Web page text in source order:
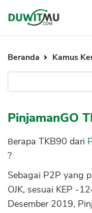
Investasi
Pengeluaran
Asuransi
Mengelola
Kartu Kredit
KPR
KTA
Pinjaman Online
Pinjaman
Kartu Kredit
KPR
Kredit Usaha
Pinjaman Online
Beranda Kamus
Kenapa TKB90
Dipantau
PinjamanGO
Berapa TKB90 dari
?
Sebagai P2P yang
OJK, sesuai KEP -
Desember 2019,